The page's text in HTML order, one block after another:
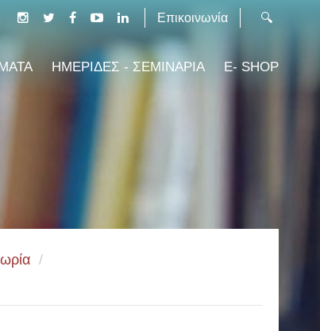
Επικοινωνία
ΗΜΕΡΙΔΕΣ - ΣΕΜΙΝΑΡΙΑ E- SHOP
/